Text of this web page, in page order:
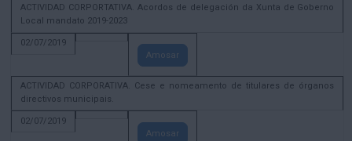
ACTIVIDAD CORPORTATIVA. Acordos de delegación da Xunta de Goberno
Local mandato 2019-2023
02/07/2019
Amosar
ACTIVIDAD CORPORATIVA. Cese e nomeamento de titulares de órganos
directivos municipais.
02/07/2019
Amosar